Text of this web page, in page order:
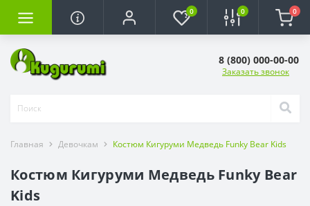
0 0 0
8 (800) 000-00-00
Заказать звонок
Главная Девочкам Костюм Кигуруми Медведь Funky Bear Kids
Костюм Кигуруми Медведь Funky Bear
Kids